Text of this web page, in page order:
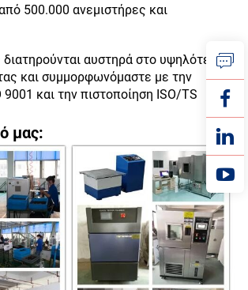
500.000 ανεμιστήρες και
αυστηρά στο υψηλότερο
και συμμορφωνόμαστε με την
9001 και την πιστοποίηση ISO/TS
μας: